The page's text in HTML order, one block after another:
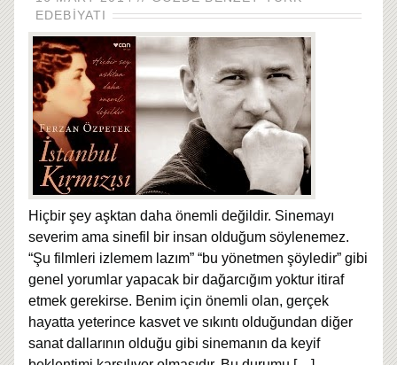
EDEBIYATI
Hiçbir şey aşktan daha önemli değildir. Sinemayı
severim ama sinefil bir insan olduğum söylenemez.
“Şu filmleri izlemem lazım” “bu yönetmen şöyledir” gibi
genel yorumlar yapacak bir dağarcığım yoktur itiraf
etmek gerekirse. Benim için önemli olan, gerçek
hayatta yeterince kasvet ve sıkıntı olduğundan diğer
sanat dallarının olduğu gibi sinemanın da keyif